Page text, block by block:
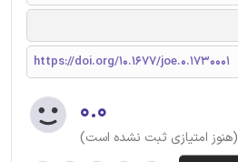
https://doi.org/10.1677/joe.0.1730001
۰.۰
(هنوز امتیازی ثبت نشده است)